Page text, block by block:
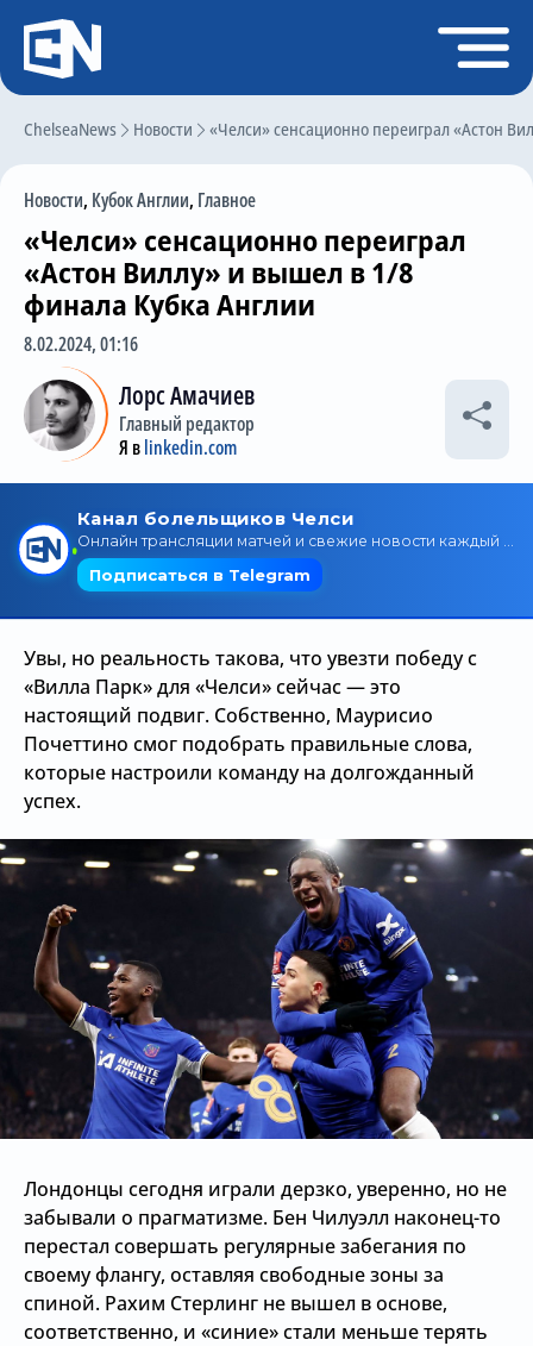
ChelseaNews Новости «Челси» сенсационно переиграл «Астон
Новости, Кубок Англии, Главное
«Челси» сенсационно переиграл
«Астон Виллу» и вышел в 1/8
финала Кубка Англии
8.02.2024, 01:16
Лорс Амачиев
Главный редактор
Я вlinkedin.com
Увы, но реальность такова, что увезти победу с
«Вилла Парк» для «Челси» сейчас — это
настоящий подвиг. Собственно, Маурисио
Почеттино смог подобрать правильные слова,
которые настроили команду на долгожданный
успех.
Лондонцы сегодня играли дерзко, уверенно, но не
забывали о прагматизме. Бен Чилуэлл наконец-то
перестал совершать регулярные забегания по
своему флангу, оставляя свободные зоны за
спиной. Рахим Стерлинг не вышел в основе,
соответственно, и «синие» стали меньше терять
Регистрация
Главная
Трансферы
Слухи
История Челси
Статистика
Календарь игр
Состав команды
Поиск по сайту
Трансляции
О сайте
Контакты